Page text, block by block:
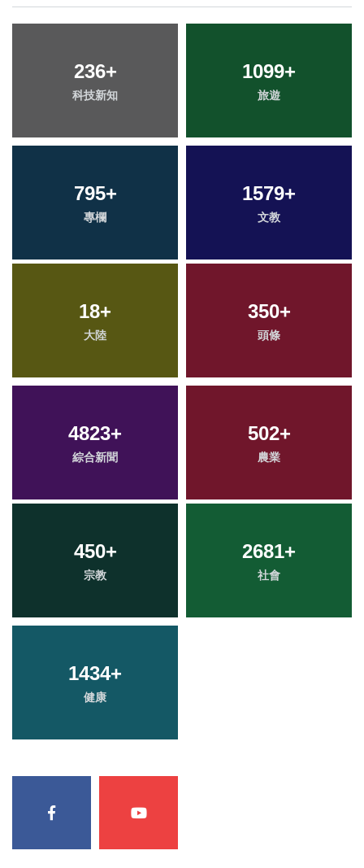
236+
科技新知
1099+
旅遊
795+
專欄
1579+
文教
18+
大陸
350+
頭條
4823+
綜合新聞
502+
農業
450+
宗教
2681+
社會
1434+
健康